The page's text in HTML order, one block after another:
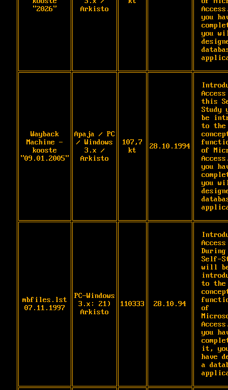
"2026"
Arkisto
you
you
Wayback
Machine -
kooste
"09.01.2005"
Apaja / PC
/ Windows
3.x /
Arkisto
107,7
kt
28.10.1994
this
Study
be
to the
of
you
you
mbfiles.lst
07.11.1997
PC-Windows
3.x: 21)
Arkisto
110333 28.10.94
Access
Self-
will
to the
of
you
it,
have
a